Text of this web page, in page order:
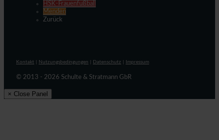
HSK-Frauenfußball
Menden
Zurück
Kontakt Nutzungsbedingungen Datenschutz Impressum
© 2013 - 2026 Schulte & Stratmann GbR
× Close Panel